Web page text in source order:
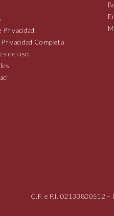
Privacidad
Completa
de uso
C.F. e P.I.02133800512 –